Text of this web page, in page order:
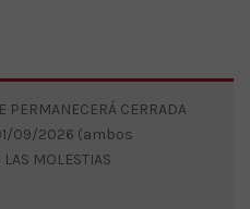
PERMANECERÁ CERRADA
09/2026 (ambos
MOLESTIAS